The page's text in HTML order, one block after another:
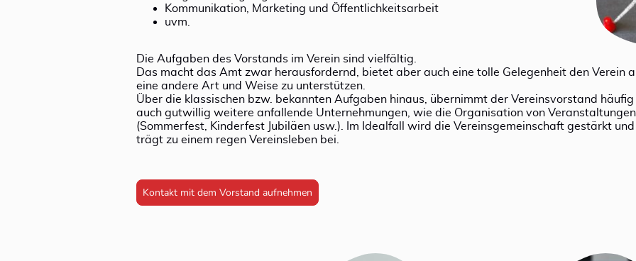
Kommunikation, Marketing und Öffentlichkeitsarbeit
uvm.
Die Aufgaben des Vorstands im Verein sind vielfältig.
Das macht das Amt zwar herausfordernd, bietet aber auch eine tolle Gelegenheit den Verein
eine andere Art und Weise zu unterstützen.
Über die klassischen bzw. bekannten Aufgaben hinaus, übernimmt der Vereinsvorstand häufig
auch gutwillig weitere anfallende Unternehmungen, wie die Organisation von Veranstaltungen
(Sommerfest, Kinderfest Jubiläen usw.). Im Idealfall wird die Vereinsgemeinschaft gestärkt und
trägt zu einem regen Vereinsleben bei.
Kontakt mit dem Vorstand aufnehmen